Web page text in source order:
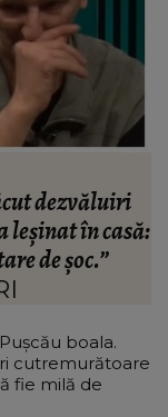
despărțirii de
despre
pot să...”
boala.
cutremurătoare
fie milă de